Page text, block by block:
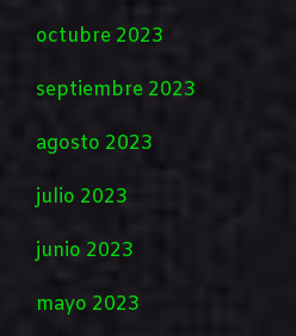
octubre 2023
septiembre 2023
agosto 2023
julio 2023
junio 2023
mayo 2023